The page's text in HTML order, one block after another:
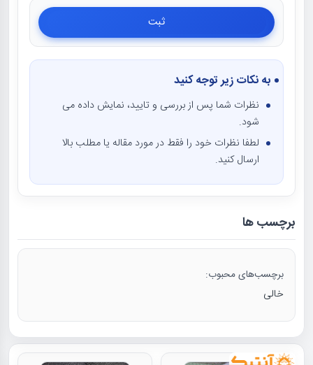
به نکات زیر توجه کنید
نظرات شما پس از بررسی و تایید، نمایش داده می
شود.
لطفا نظرات خود را فقط در مورد مقاله یا مطلب بالا
ارسال کنید.
برچسب ها
برچسب‌های محبوب:
خالی